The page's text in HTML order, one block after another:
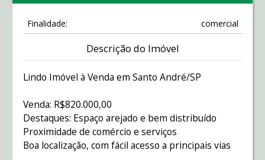
Finalidade: comercial
Descrição do Imóvel
Lindo Imóvel à Venda em Santo André/SP
Venda: R$820.000,00
Destaques: Espaço arejado e bem distribuído
Proximidade de comércio e serviços
Boa localização, com fácil acesso a principais vias